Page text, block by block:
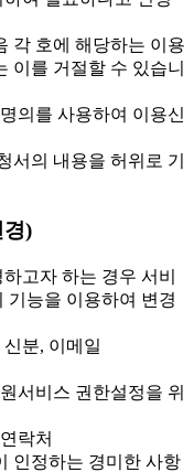
각 호에 해당하는 이용
이를 거절할 수 있습니
의를 사용하여 이용신
서의 내용을 허위로 기
경)
고자 하는 경우 서비
기능을 이용하여 변경
분, 이메일
서비스 권한설정을 위
락처
인정하는 경미한 사항